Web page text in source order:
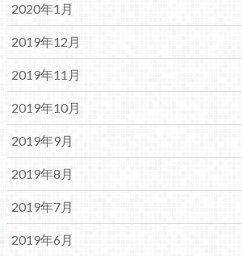
2020年1月
2019年12月
2019年11月
2019年10月
2019年9月
2019年8月
2019年7月
2019年6月